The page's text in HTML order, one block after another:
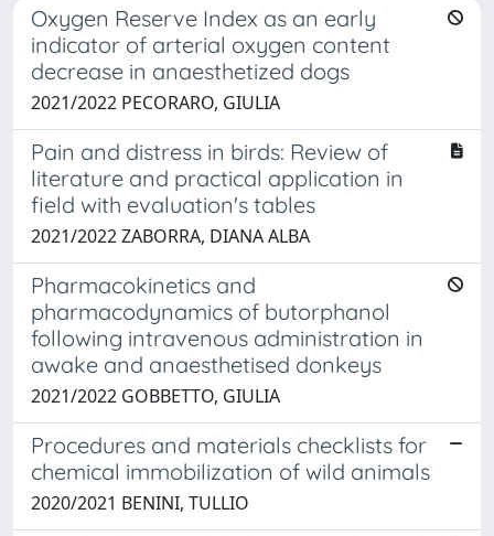
Oxygen Reserve Index as an early
indicator of arterial oxygen content
decrease in anaesthetized dogs
2021/2022 PECORARO, GIULIA
Pain and distress in birds: Review of
literature and practical application in
field with evaluation's tables
2021/2022 ZABORRA, DIANA ALBA
Pharmacokinetics and
pharmacodynamics of butorphanol
following intravenous administration in
awake and anaesthetised donkeys
2021/2022 GOBBETTO, GIULIA
Procedures and materials checklists for
chemical immobilization of wild animals
2020/2021 BENINI, TULLIO